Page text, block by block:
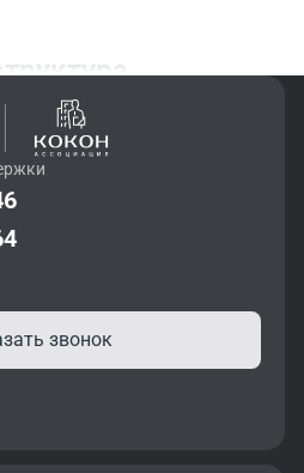
на Арбатско-Покровской
Центрального
деловая область, где
с современными
к Садовому кольцу усиливает
насыщенной, но не
В шаговой доступности —
общественные
и скверы, рестораны,
звонок